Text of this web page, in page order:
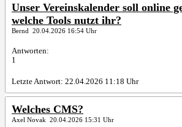
Unser Vereinskalender soll online
welche Tools nutzt ihr?
Bernd 20.04.2026 16:54 Uhr
Antworten:
1
Letzte Antwort: 22.04.2026 11:18 Uhr
Welches CMS?
Axel Novak 20.04.2026 15:31 Uhr